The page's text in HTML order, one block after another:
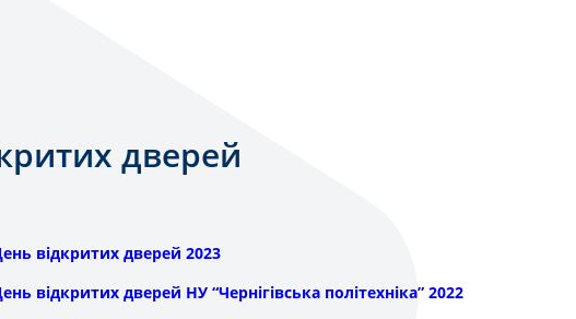
дверей
відкритих дверей 2023
відкритих дверей НУ “Чернігівська політехніка” 2022